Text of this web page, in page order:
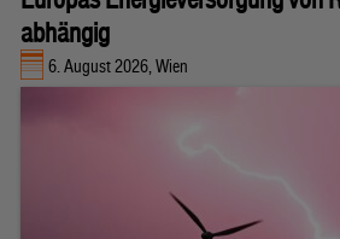
abhängig
6. August 2026, Wien